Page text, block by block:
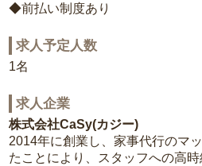
◆前払い制度あり
求人予定人数
1名
求人企業
株式会社CaSy(カジー)
2014年に創業し、家事代行のマ
たことにより、スタッフへの高